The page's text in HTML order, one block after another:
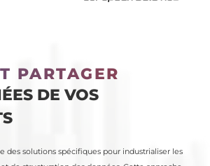
PARTAGER
DE VOS
des solutions spécifiques pour industrialiser les